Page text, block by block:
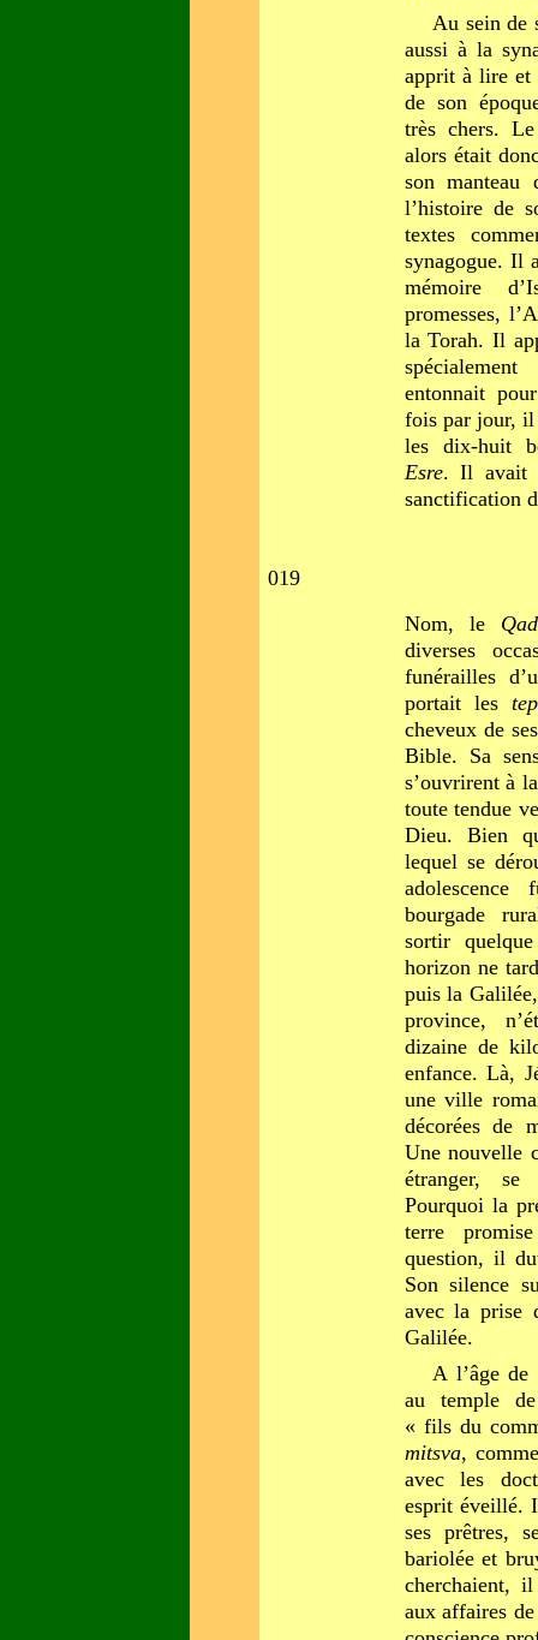
Au sein de
aussi à la
apprit à lire et
de son
très chers.
alors était
son
l’histoire de
textes
synagogue. Il
mémoire
promesses,
la Torah. Il
entonnait
fois par jour,
les dix-huit
Esre. Il avait
sanctification
019
Nom, le
diverses
funérailles
portait les
cheveux de
Bible. Sa
s’ouvrirent à
toute tendue
Dieu. Bien
lequel se
adolescence
bourgade
sortir
horizon ne
puis la
province,
dizaine de
enfance. Là,
une ville
décorées de
Une nouvelle
étranger,
Pourquoi la
terre
question, il
Son silence
avec la prise
Galilée.
A l’âge de
au temple
« fils du
mitsva,
avec les
esprit éveillé.
ses prêtres,
bariolée et
cherchaient,
aux affaires